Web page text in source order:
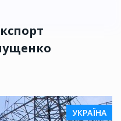
УКРАЇНА